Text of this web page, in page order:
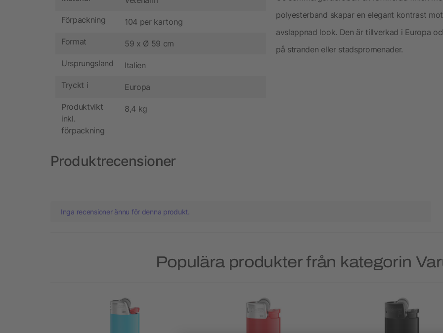
Förpackning 104 per kartong
Format 59 x Ø 59 cm
Ursprungsland Italien
Tryckt i Europa
Produktvikt
inkl.
förpackning
8,4 kg
polyesterband skapar en elegant kontrast
avslappnad look. Den är tillverkad i Europa
på stranden eller stadspromenader.
Produktrecensioner
Inga recensioner ännu för denna produkt.
Populära produkter från kategorin